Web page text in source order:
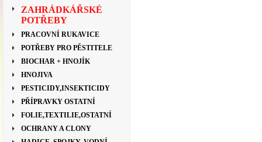
ZAHRÁDKÁŘSKÉ
POTŘEBY
PRACOVNÍ RUKAVICE
POTŘEBY PRO PĚSTITELE
BIOCHAR + HNOJÍK
HNOJIVA
PESTICIDY,INSEKTICIDY
PŘÍPRAVKY OSTATNÍ
FOLIE,TEXTILIE,OSTATNÍ
OCHRANY A CLONY